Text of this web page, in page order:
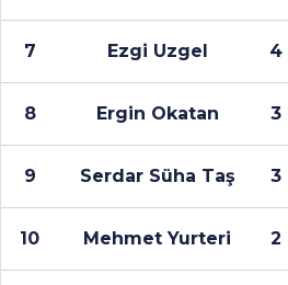
7 Ezgi Uzgel 4
8 Ergin Okatan 3
9 Serdar Süha Taş 3
10 Mehmet Yurteri 2